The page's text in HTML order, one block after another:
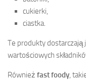
cukierki,
ciastka.
Te produkty dostarczają
wartościowych
Również fast foody,